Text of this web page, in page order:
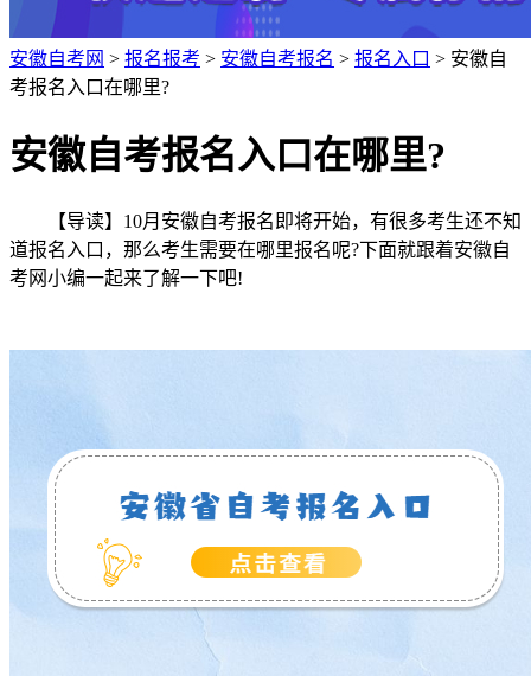
安徽自考网 > 报名报考 > 安徽自考报名 > 报名入口 > 安徽自
考报名入口在哪里?
安徽自考报名入口在哪里?
【导读】10月安徽自考报名即将开始，有很多考生还不知
道报名入口，那么考生需要在哪里报名呢?下面就跟着安徽自
考网小编一起来了解一下吧!